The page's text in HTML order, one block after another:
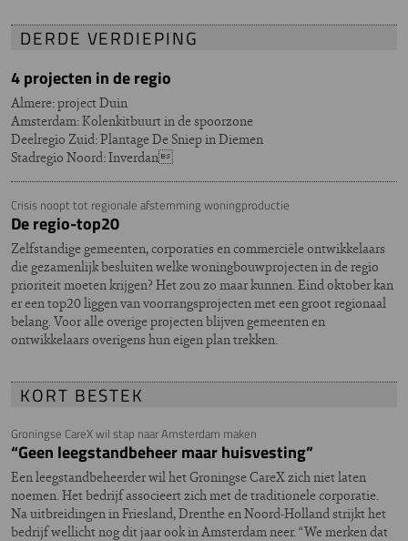
DERDE VERDIEPING
4 projecten in de regio
Almere: project Duin
Amsterdam: Kolenkitbuurt in de spoorzone
Deelregio Zuid: Plantage De Sniep in Diemen
Stadregio Noord: Inverdan
Crisis noopt tot regionale afstemming woningproductie
De regio-top20
Zelfstandige gemeenten, corporaties en commerciële ontwikkelaars
die gezamenlijk besluiten welke woningbouwprojecten in de regio
prioriteit moeten krijgen? Het zou zo maar kunnen. Eind oktober kan
er een top20 liggen van voorrangsprojecten met een groot regionaal
belang. Voor alle overige projecten blijven gemeenten en
ontwikkelaars overigens hun eigen plan trekken.
KORT BESTEK
Groningse CareX wil stap naar Amsterdam maken
“Geen leegstandbeheer maar huisvesting”
Een leegstandbeheerder wil het Groningse CareX zich niet laten
noemen. Het bedrijf associeert zich met de traditionele corporatie.
Na uitbreidingen in Friesland, Drenthe en Noord-Holland strijkt het
bedrijf wellicht nog dit jaar ook in Amsterdam neer. “We merken dat